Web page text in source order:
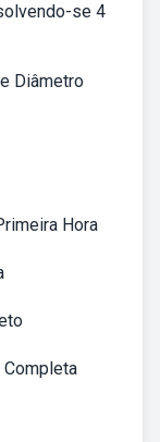
se 4
Diâmetro
Hora
Completa